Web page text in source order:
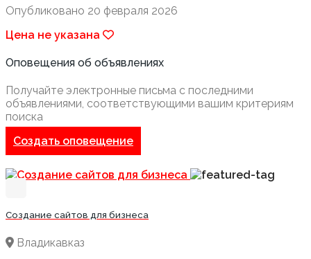
Опубликовано 20 февраля 2026
Цена не указана
Оповещения об объявлениях
Получайте электронные письма с последними
объявлениями, соответствующими вашим критериям
поиска
Создать оповещение
Создание сайтов для бизнеса
Владикавказ